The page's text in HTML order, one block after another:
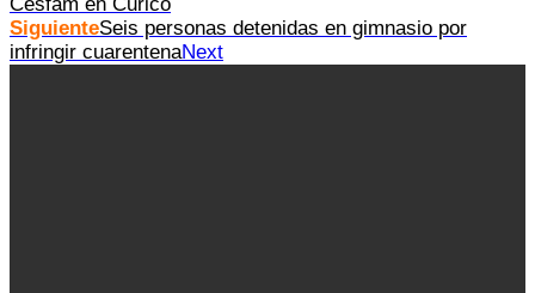
SiguienteSeis personas detenidas en gimnasio por
infringir cuarentenaNext